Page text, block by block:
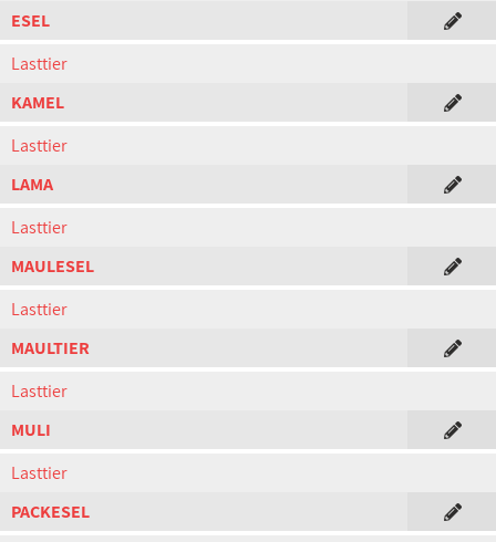
ESEL
Lasttier
KAMEL
Lasttier
LAMA
Lasttier
MAULESEL
Lasttier
MAULTIER
Lasttier
MULI
Lasttier
PACKESEL